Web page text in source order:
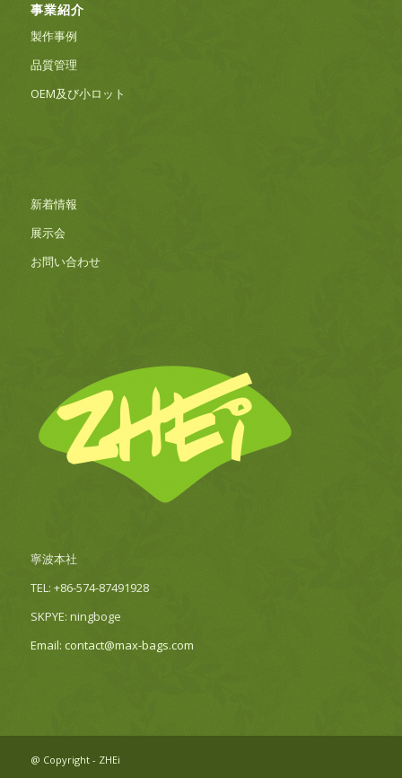
事業紹介
製作事例
品質管理
OEM及び小ロット
新着情報
展示会
お問い合わせ
寧波本社
TEL: +86-574-87491928
SKPYE: ningboge
Email: contact@max-bags.com
@ Copyright - ZHEi